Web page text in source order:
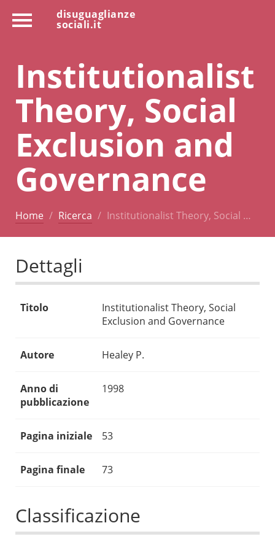
disuguaglianze
sociali.it
Institutionalist
Theory, Social
Exclusion and
Governance
Home Ricerca Institutionalist Theory, Social …
Dettagli
Titolo
Institutionalist Theory, Social
Exclusion and Governance
Autore Healey P.
Anno di
pubblicazione
1998
Pagina iniziale 53
Pagina finale 73
Classificazione